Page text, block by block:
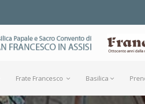
Frate Francesco Basilica